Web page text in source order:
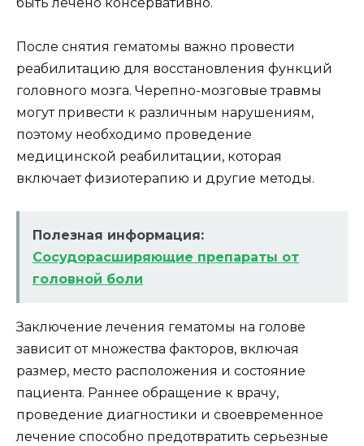
После снятия гематомы важно провести
реабилитацию для восстановления функций
головного мозга. Черепно-мозговые травмы
могут привести к различным нарушениям,
поэтому необходимо проведение
медицинской реабилитации, которая
включает физиотерапию и другие методы.
Полезная информация:
Сосудорасширяющие препараты от
головной боли
Заключение лечения гематомы на голове
зависит от множества факторов, включая
размер, место расположения и состояние
пациента. Раннее обращение к врачу,
проведение диагностики и своевременное
лечение способно предотвратить серьезные